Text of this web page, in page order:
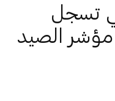
تسجل
الصيد